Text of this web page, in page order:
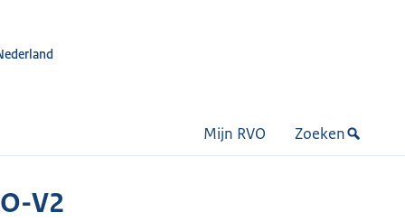
Mijn RVO Zoeken
V2